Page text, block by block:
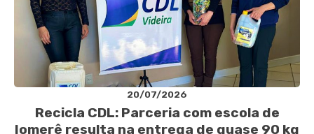
20/07/2026
Recicla CDL: Parceria com escola de
Iomerê resulta na entrega de quase 90 kg